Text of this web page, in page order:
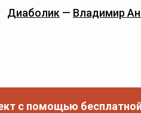
Диаболик — Владимир
с помощью